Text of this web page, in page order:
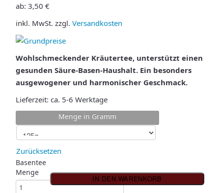
ab: 3,50 €
inkl. MwSt. zzgl. Versandkosten
Wohlschmeckender Kräutertee, unterstützt einen
gesunden Säure-Basen-Haushalt. Ein besonders
ausgewogener und harmonischer Geschmack.
Lieferzeit: ca. 5-6 Werktage
Menge in Gramm
Zurücksetzen
Basentee
Menge
IN DEN WARENKORB